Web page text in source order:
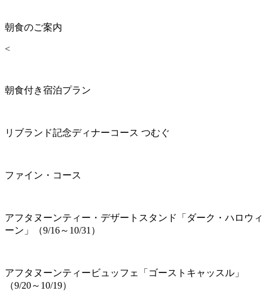
朝食のご案内
<
朝食付き宿泊プラン
リブランド記念ディナーコース つむぐ
ファイン・コース
アフタヌーンティー・デザートスタンド「ダーク・ハロウィ
ーン」（9/16～10/31）
アフタヌーンティービュッフェ「ゴーストキャッスル」
（9/20～10/19）